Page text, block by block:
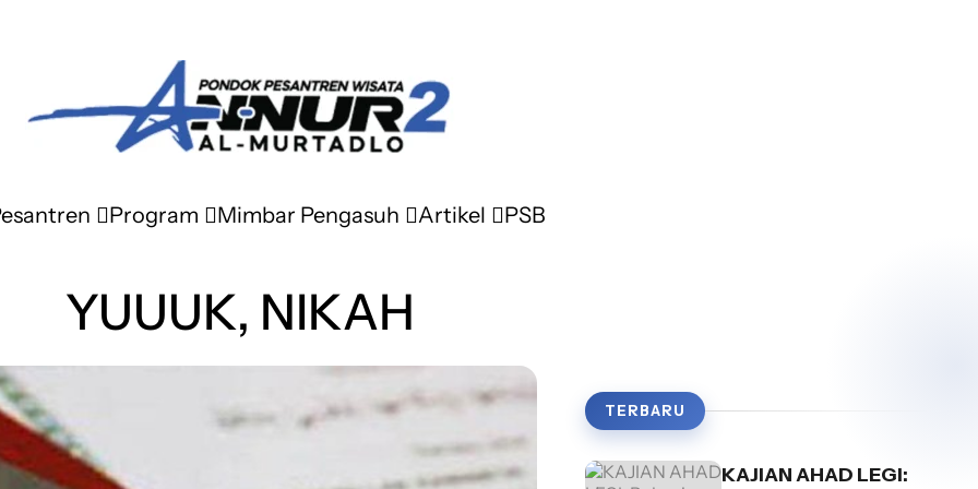
Program Mimbar Pengasuh Artikel PSB
YUUUK, NIKAH
TERBARU
KAJIAN AHAD LEGI: